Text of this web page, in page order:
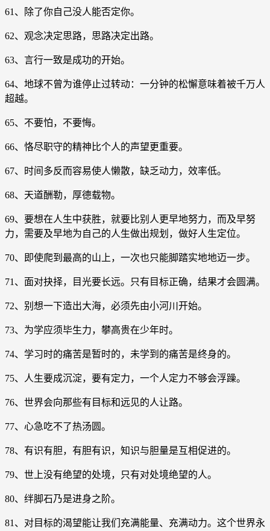
61、除了你自己没人能否定你。
62、观念决定思路，思路决定出路。
63、言行一致是成功的开始。
64、地球不曾为谁停止过转动：一分钟的松懈意味着被千万人
超越。
65、不要怕，不要悔。
66、恪尽职守的精神比个人的声望更重要。
67、时间多反而容易使人懒散，缺乏动力，效率低。
68、天道酬勒，厚德载物。
69、要想在人生中获胜，就要比别人更早地努力，而及早努
力，需要及早地为自己的人生做出规划，做好人生定位。
70、即使爬到最高的山上，一次也只能脚踏实地地迈一步。
71、面对抉择，目光要长远。只有目标正确，结果才会圆满。
72、别想一下造出大海，必须先由小河川开始。
73、为学应须毕生力，攀高贵在少年时。
74、学习时的痛苦是暂时的，未学到的痛苦是终身的。
75、人生要成沉淀，要有定力，一个人定力不够会浮躁。
76、世界会向那些有目标和远见的人让路。
77、心急吃不了热汤圆。
78、有识有胆，有胆有识，知识与胆量是互相促进的。
79、世上没有绝望的处境，只有对处境绝望的人。
80、绊脚石乃是进身之阶。
81、对目标的渴望能让我们充满能量、充满动力。这个世界永